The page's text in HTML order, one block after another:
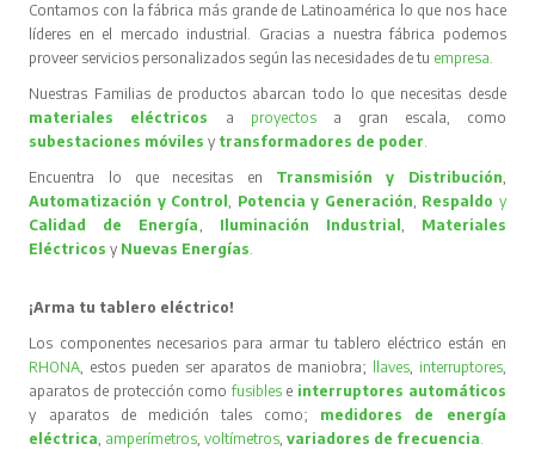
Contamos con la fábrica más grande de Latinoamérica lo que nos hace
líderes en el mercado industrial. Gracias a nuestra fábrica podemos
proveer servicios personalizados según las necesidades de tu empresa.
Nuestras Familias de productos abarcan todo lo que necesitas desde
materiales eléctricos
a proyectos
a gran escala, como
subestaciones móvilesy transformadores de poder.
Encuentra lo que necesitas en Transmisión y Distribución,
Automatización y Control, Potencia y Generación, Respaldo y
Calidad de Energía, Iluminación Industrial , Materiales
Eléctricos y Nuevas Energías.
¡Arma tu tablero eléctrico!
Los componentes necesarios para armar tu tablero eléctrico están en
RHONA, estos pueden ser aparatos de maniobra; llaves, interruptores,
aparatos de protección comofusibles e interruptores automáticos
y aparatos de medición tales como; medidores de energía
eléctrica, amperímetros,voltímetros,variadores de frecuencia.